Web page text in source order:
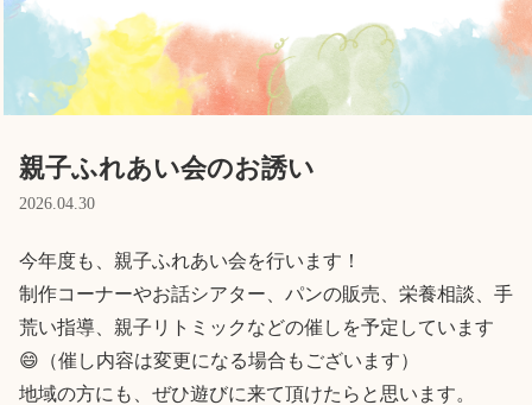
プライバシーポリシー
親子ふれあい会のお誘い
2026.04.30
今年度も、親子ふれあい会を行います！
制作コーナーやお話シアター、パンの販売、栄養相談、手
荒い指導、親子リトミックなどの催しを予定しています
😄（催し内容は変更になる場合もございます）
地域の方にも、ぜひ遊びに来て頂けたらと思います。